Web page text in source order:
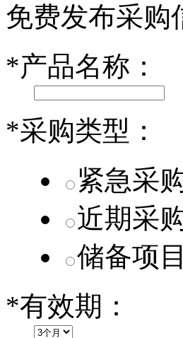
小米SU7核心零
第二代 AION V
免费发布采购
*产品名称：
*采购类型：
紧急采
近期采
储备项目
*有效期：